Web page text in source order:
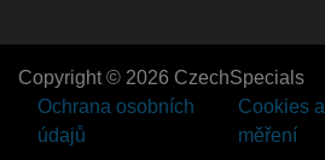
Copyright © 2026 CzechSpecials
Ochrana osobních
údajů
Cookies a
měření